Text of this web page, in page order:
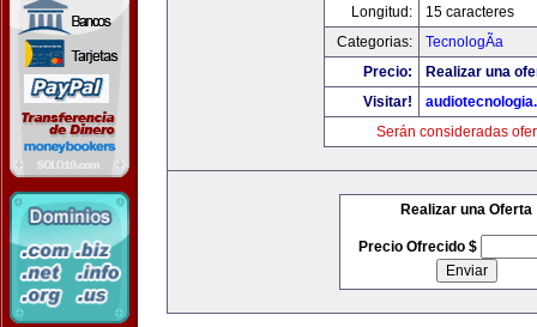
Longitud:
15 caracteres
Categorias:
TecnologÃ­a
Precio:
Realizar una
Visitar!
Serán consideradas
Realizar una Oferta
Precio Ofrecido $